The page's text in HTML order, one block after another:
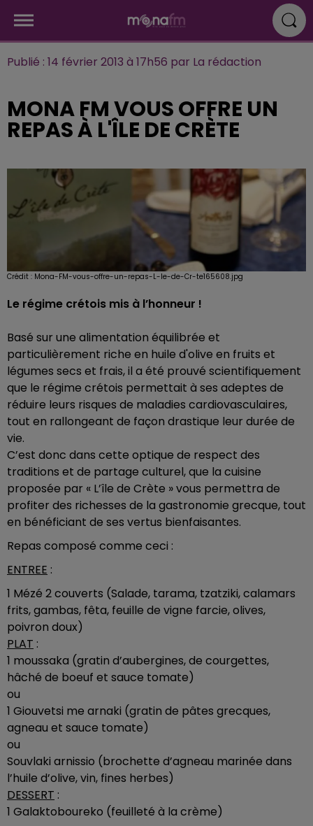
Publié : 14 février 2013 à 17h56 par La rédaction
MONA FM VOUS OFFRE UN
REPAS À L'ÎLE DE CRÈTE
Crédit : Mona-FM-vous-offre-un-repas-L-le-de-Cr-te165608.jpg
Le régime crétois mis à l’honneur !
Basé sur une alimentation équilibrée et
particulièrement riche en huile d'olive en fruits et
légumes secs et frais, il a été prouvé scientifiquement
que le régime crétois permettait à ses adeptes de
réduire leurs risques de maladies cardiovasculaires,
tout en rallongeant de façon drastique leur durée de
vie.
C’est donc dans cette optique de respect des
traditions et de partage culturel, que la cuisine
proposée par « L’île de Crète » vous permettra de
profiter des richesses de la gastronomie grecque, tout
en bénéficiant de ses vertus bienfaisantes.
Repas composé comme ceci :
ENTREE :
1 Mézé 2 couverts (Salade, tarama, tzatziki, calamars
frits, gambas, fêta, feuille de vigne farcie, olives,
poivron doux)
PLAT :
1 moussaka (gratin d’aubergines, de courgettes,
hâché de boeuf et sauce tomate)
ou
1 Giouvetsi me arnaki (gratin de pâtes grecques,
agneau et sauce tomate)
ou
Souvlaki arnissio (brochette d’agneau marinée dans
l’huile d’olive, vin, fines herbes)
DESSERT :
1 Galaktoboureko (feuilleté à la crème)